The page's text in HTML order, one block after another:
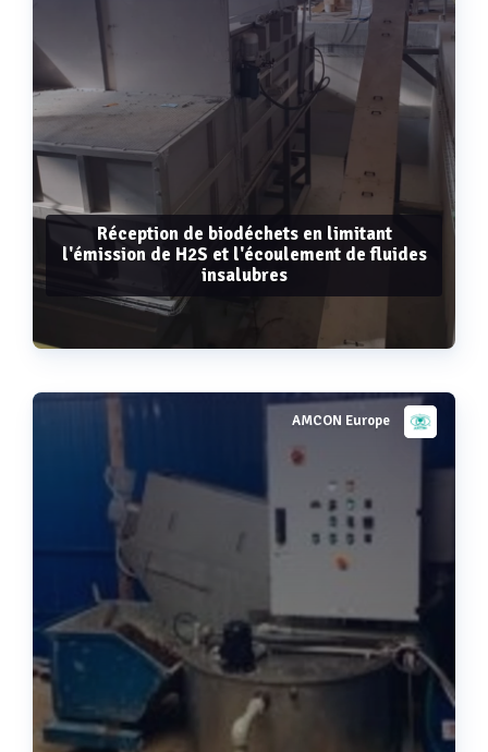
Réception de biodéchets en limitant
l'émission de H2S et l'écoulement de fluides
insalubres
AMCON Europe